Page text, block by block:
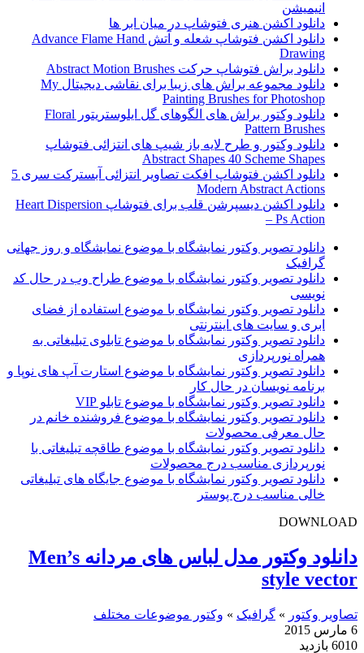
انیمیشن
دانلود اکشن هنری فتوشاپ در میان ابر ها
دانلود اکشن فتوشاپ شعله و آتش Advance Flame Hand
Drawing
دانلود براش فتوشاپ حرکت Abstract Motion Brushes
دانلود مجموعه براش های زیبا برای نقاشی دیجیتال My
Painting Brushes for Photoshop
دانلود وکتور براش های الگوهای گل ایلوستریتور Floral
Pattern Brushes
دانلود وکتور و طرح لایه باز شیپ های انتزائی فتوشاپ
Abstract Shapes 40 Scheme Shapes
دانلود اکشن فتوشاپ افکت تصاویر انتزائی آبسترکت سری 5
Modern Abstract Actions
دانلود اکشن دیسپرشن قلب برای فتوشاپ Heart Dispersion
– Ps Action
دانلود تصویر وکتور نمایشگاه با موضوع نمایشگاه و روز جهانی
گرافیک
دانلود تصویر وکتور نمایشگاه با موضوع طراح وب در حال کد
نویسی
دانلود تصویر وکتور نمایشگاه با موضوع استفاده از فضای
ابری و سایت های اینترنتی
دانلود تصویر وکتور نمایشگاه با موضوع تابلوی تبلیغاتی به
همراه نورپردازی
دانلود تصویر وکتور نمایشگاه با موضوع استارت آپ های نوپا و
برنامه نویسان در حال کار
دانلود تصویر وکتور نمایشگاه با موضوع تابلو VIP
دانلود تصویر وکتور نمایشگاه با موضوع فروشنده خانم در
حال معرفی محصولات
دانلود تصویر وکتور نمایشگاه با موضوع طاقچه تبلیغاتی با
نورپردازی مناسب درج محصولات
دانلود تصویر وکتور نمایشگاه با موضوع جایگاه های تبلیغاتی
خالی مناسب درج پوستر
DOWNLOAD
دانلود وکتور مدل لباس های مردانه Men’s
style vector
تصاویر وکتور » گرافیک » وکتور موضوعات مختلف
6 مارس 2015
6010 بازدید